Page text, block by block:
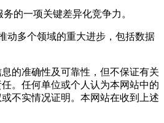
的一项关键差异化竞争力。
多个领域的重大进步，包括数据
的准确性及可靠性，但不保证有关
。任何单位或个人认为本网站中的
不实情况证明。本网站在收到上述